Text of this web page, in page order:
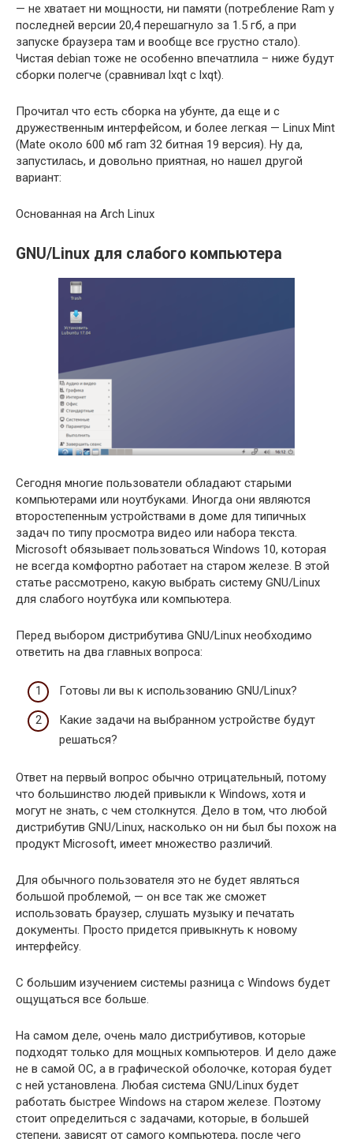
— не хватает ни мощности, ни памяти (потребление Ram у
последней версии 20,4 перешагнуло за 1.5 гб, а при
запуске браузера там и вообще все грустно стало).
Чистая debian тоже не особенно впечатлила – ниже будут
сборки полегче (сравнивал lxqt с lxqt).
Прочитал что есть сборка на убунте, да еще и с
дружественным интерфейсом, и более легкая — Linux Mint
(Mate около 600 мб ram 32 битная 19 версия). Ну да,
запустилась, и довольно приятная, но нашел другой
вариант:
Основанная на Arch Linux
GNU/Linux для слабого компьютера
Сегодня многие пользователи обладают старыми
компьютерами или ноутбуками. Иногда они являются
второстепенным устройствами в доме для типичных
задач по типу просмотра видео или набора текста.
Microsoft обязывает пользоваться Windows 10, которая
не всегда комфортно работает на старом железе. В этой
статье рассмотрено, какую выбрать систему GNU/Linux
для слабого ноутбука или компьютера.
Перед выбором дистрибутива GNU/Linux необходимо
ответить на два главных вопроса:
Готовы ли вы к использованию GNU/Linux?
Какие задачи на выбранном устройстве будут
решаться?
Ответ на первый вопрос обычно отрицательный, потому
что большинство людей привыкли к Windows, хотя и
могут не знать, с чем столкнутся. Дело в том, что любой
дистрибутив GNU/Linux, насколько он ни был бы похож на
продукт Microsoft, имеет множество различий.
Для обычного пользователя это не будет являться
большой проблемой, — он все так же сможет
использовать браузер, слушать музыку и печатать
документы. Просто придется привыкнуть к новому
интерфейсу.
С большим изучением системы разница с Windows будет
ощущаться все больше.
На самом деле, очень мало дистрибутивов, которые
подходят только для мощных компьютеров. И дело даже
не в самой ОС, а в графической оболочке, которая будет
с ней установлена. Любая система GNU/Linux будет
работать быстрее Windows на старом железе. Поэтому
стоит определиться с задачами, которые, в большей
степени, зависят от самого компьютера, после чего